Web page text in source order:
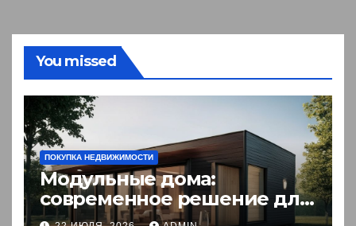
You missed
ПОКУПКА НЕДВИЖИМОСТИ
Модульные дома:
современное решение для
комфортного житья